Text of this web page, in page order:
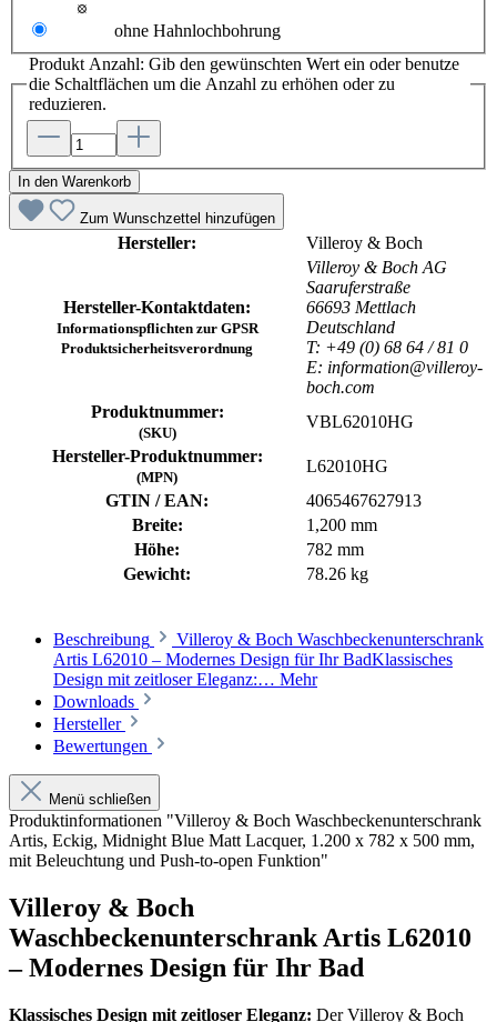
ohne Hahnlochbohrung
Produkt Anzahl: Gib den gewünschten Wert ein oder benutze
die Schaltflächen um die Anzahl zu erhöhen oder zu
reduzieren.
In den Warenkorb
Zum Wunschzettel hinzufügen
Hersteller: Villeroy & Boch
Hersteller-Kontaktdaten:
Informationspflichten zur GPSR
Produktsicherheitsverordnung
Villeroy & Boch AG
Saaruferstraße
66693 Mettlach
Deutschland
T: +49 (0) 68 64 / 81 0
E: information@villeroy-
boch.com
Produktnummer:
(SKU)
VBL62010HG
Hersteller-Produktnummer:
(MPN)
L62010HG
GTIN / EAN:
4065467627913
Breite:
1,200 mm
Höhe:
782 mm
Gewicht:
78.26 kg
Beschreibung
Villeroy & Boch Waschbeckenunterschrank
Artis L62010 – Modernes Design für Ihr BadKlassisches
Design mit zeitloser Eleganz:… Mehr
Downloads
Hersteller
Bewertungen
Menü schließen
Produktinformationen "Villeroy & Boch Waschbeckenunterschrank
Artis, Eckig, Midnight Blue Matt Lacquer, 1.200 x 782 x 500 mm,
mit Beleuchtung und Push-to-open Funktion"
Villeroy & Boch
Waschbeckenunterschrank Artis L62010
– Modernes Design für Ihr Bad
Klassisches Design mit zeitloser Eleganz: Der Villeroy & Boch